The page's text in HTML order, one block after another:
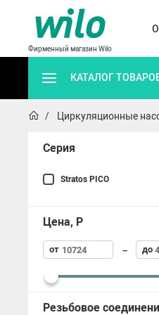
Фирменный магазин Wilo
КАТАЛОГ
насосные
HWJ
Циркуляционные
Серия
Stratos PICO
Цена, Р
от – до
Резьбовое